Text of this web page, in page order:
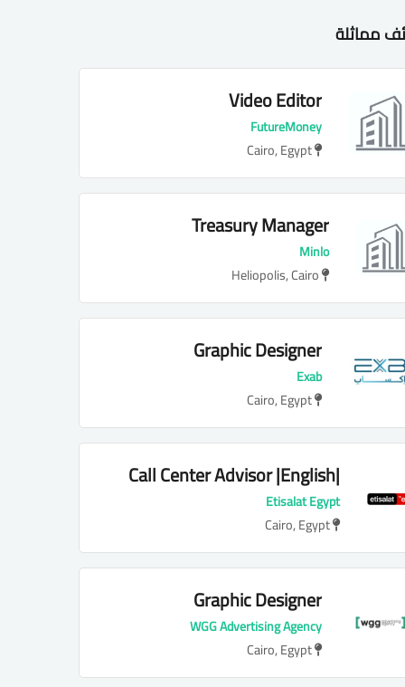
مماثلة
Video Editor
FutureMoney
Cairo, Egypt
Treasury Manager
(Manufacturing)
Minlo
Heliopolis, Cairo
Graphic Designer
Exab
Cairo, Egypt
Call Center Advisor |English|
B1+/ B2|e&UAE
Etisalat Egypt
Cairo, Egypt
Graphic Designer
WGG Advertising Agency
Cairo, Egypt